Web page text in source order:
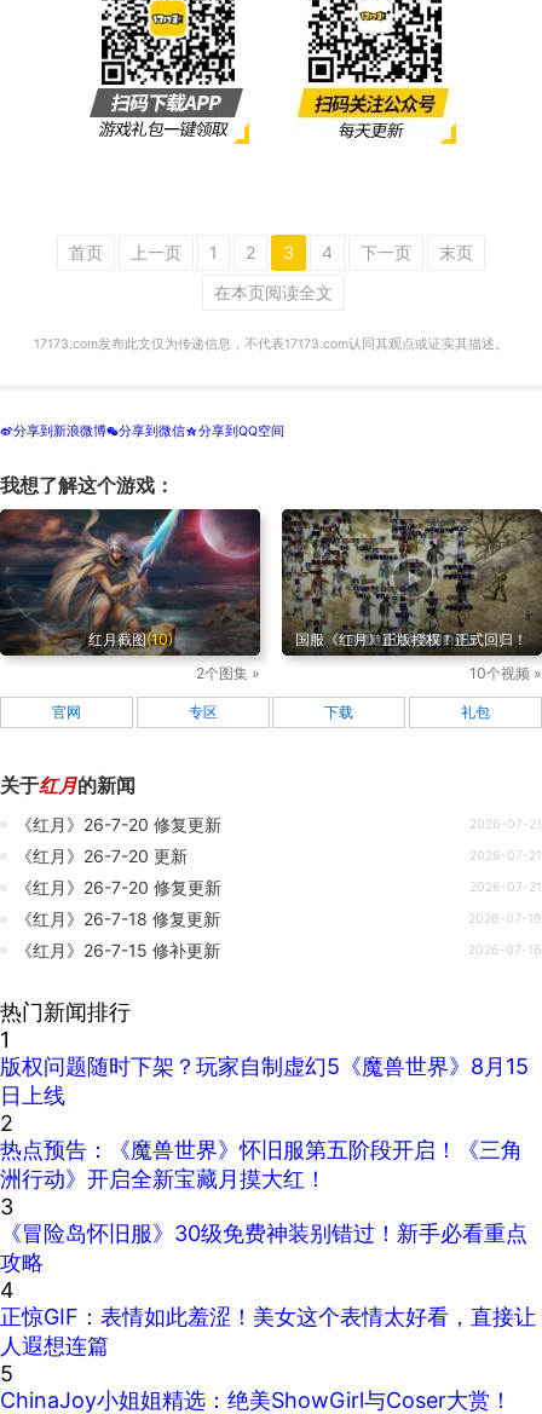
首页 上一页 1 2 3 4 下一页
末页
在本页阅读全文
17173.com发布此文仅为传递信息，不代表17173.com认同其观点或证实其描述。
t分享到新浪微博w分享到微信z分享到QQ空间
我想了解这个游戏：
红月截图(10)
2个图集 »
国服《红月》正版授权！正式回归！
10个视频 »
官网 专区 下载 礼包
关于红月的新闻
《红月》26-7-20 修复更新 2026-07-21
《红月》26-7-20 更新 2026-07-21
《红月》26-7-20 修复更新 2026-07-21
《红月》26-7-18 修复更新 2026-07-19
《红月》26-7-15 修补更新 2026-07-16
热门新闻排行
1
版权问题随时下架？玩家自制虚幻5《魔兽世界》8月15
日上线
2
热点预告：《魔兽世界》怀旧服第五阶段开启！《三角
洲行动》开启全新宝藏月摸大红！
3
《冒险岛怀旧服》30级免费神装别错过！新手必看重点
攻略
4
正惊GIF：表情如此羞涩！美女这个表情太好看，直接让
人遐想连篇
5
ChinaJoy小姐姐精选：绝美ShowGirl与Coser大赏！